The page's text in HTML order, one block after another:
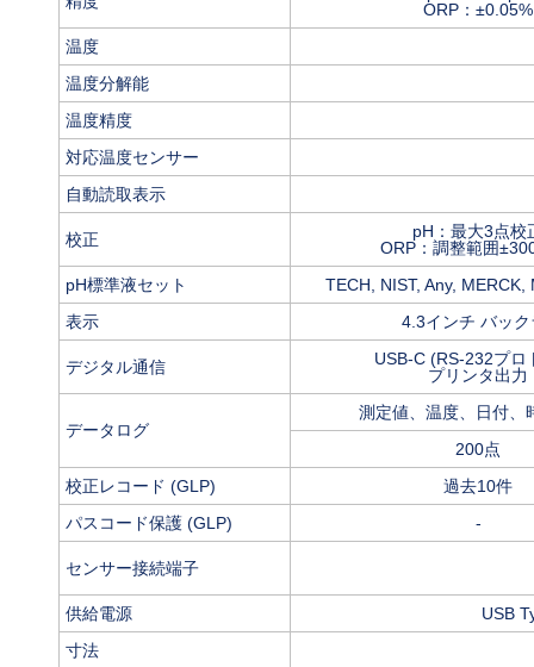
ORP：±0.05%
温度
温度分解能
温度精度
対応温度センサー
自動読取表示
校正
pH：最大3点校
ORP：調整範囲
pH標準液セット
TECH, NIST, Any,
表示
4.3インチ バッ
デジタル通信
USB-C (RS-232プロ
プリンタ出力
データログ
測定値、温度、日付、
200点
校正レコード (GLP)
過去10件
パスコード保護 (GLP)
-
センサー接続端子
供給電源
USB
寸法